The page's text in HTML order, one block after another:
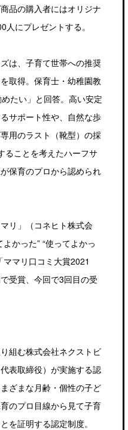
品の購入者にはオリジナ
にプレゼントする。
は、子育て世帯への推奨
取得。保育士・幼稚園教
たい」と回答。高い安定
サポート性や、自然な歩
用のラスト（靴型）の採
ることを考えたハーフサ
保育のプロから認められ
リ」（コネヒト株式会
かった” “使ってよかっ
マリ口コミ大賞2021
受賞、今回で3回目の受
組む株式会社ネクストビ
表取締役）が実施する認
ざまな月齢・個性の子ど
のプロ目線から見て子育
を証明する認定制度。